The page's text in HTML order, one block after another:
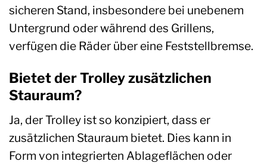
sicheren Stand, insbesondere bei unebenem
Untergrund oder während des Grillens,
verfügen die Räder über eine Feststellbremse.
Bietet der Trolley zusätzlichen
Stauraum?
Ja, der Trolley ist so konzipiert, dass er
zusätzlichen Stauraum bietet. Dies kann in
Form von integrierten Ablageflächen oder